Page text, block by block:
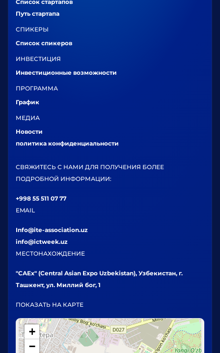
Список стартапов
Путь стартапа
СПИКЕРЫ
Список спикеров
ИНВЕСТИЦИЯ
Инвестиционные возможности
ПРОГРАММА
График
МЕДИА
Новости
политика конфиденциальности
СВЯЖИТЕСЬ С НАМИ ДЛЯ ПОЛУЧЕНИЯ БОЛЕЕ
ПОДРОБНОЙ ИНФОРМАЦИИ:
+998 55 511 07 77
EMAIL
Info@ite-association.uz
info@ictweek.uz
МЕСТОНАХОЖДЕНИЕ
"CAEx" (Central Asian Expo Uzbekistan), Узбекистан, г.
Ташкент, ул. Миллий бог, 1
ПОКАЗАТЬ НА КАРТЕ
+
−